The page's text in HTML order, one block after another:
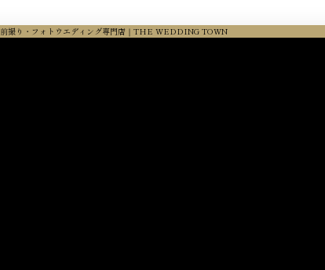
前撮り・フォトウエディング専門店｜THE WEDDING TOWN